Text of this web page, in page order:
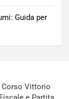
Guida per
Corso Vittorio